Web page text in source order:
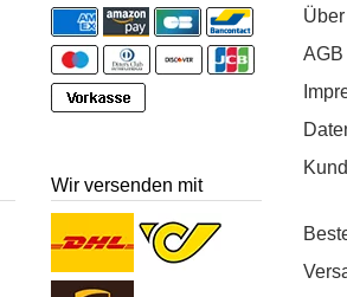
Wir versenden mit
AGB